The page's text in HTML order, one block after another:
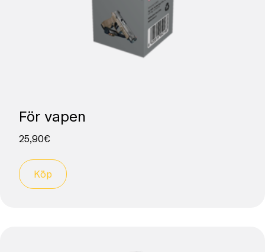
För vapen
25,90€
Köp